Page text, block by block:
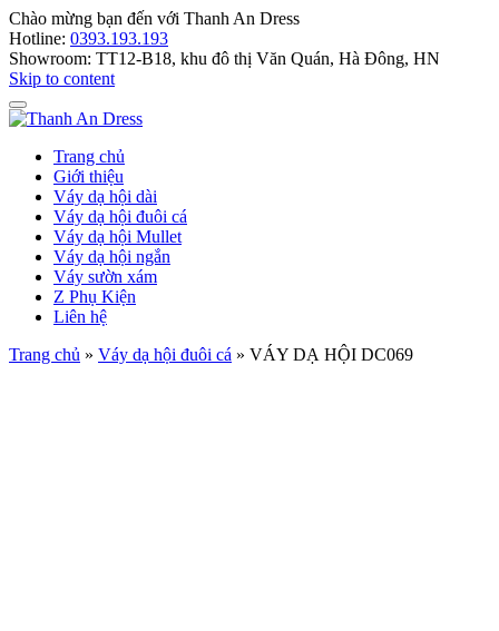
Chào mừng bạn đến với Thanh An Dress
Hotline: 0393.193.193
Showroom: TT12-B18, khu đô thị Văn Quán, Hà Đông, HN
Skip to content
Trang chủ
Giới thiệu
Váy dạ hội dài
Váy dạ hội đuôi cá
Váy dạ hội Mullet
Váy dạ hội ngắn
Váy sườn xám
Z Phụ Kiện
Liên hệ
Trang chủ » Váy dạ hội đuôi cá » VÁY DẠ HỘI DC069